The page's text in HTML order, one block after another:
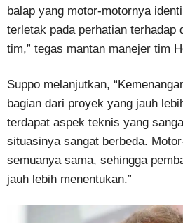
balap yang motor-motornya
terletak pada perhatian terhadap
tim,” tegas mantan manejer tim
Suppo melanjutkan,
bagian dari proyek yang jauh
terdapat aspek teknis yang
situasinya sangat berbeda.
semuanya sama, sehingga
jauh lebih menentukan.”